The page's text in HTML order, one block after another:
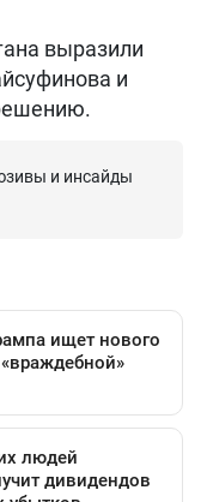
выразили
и
и инсайды